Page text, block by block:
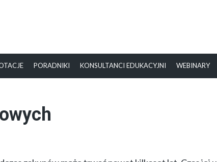
PORADNIKI KONSULTANCI EDUKACYJNI WEBINARY